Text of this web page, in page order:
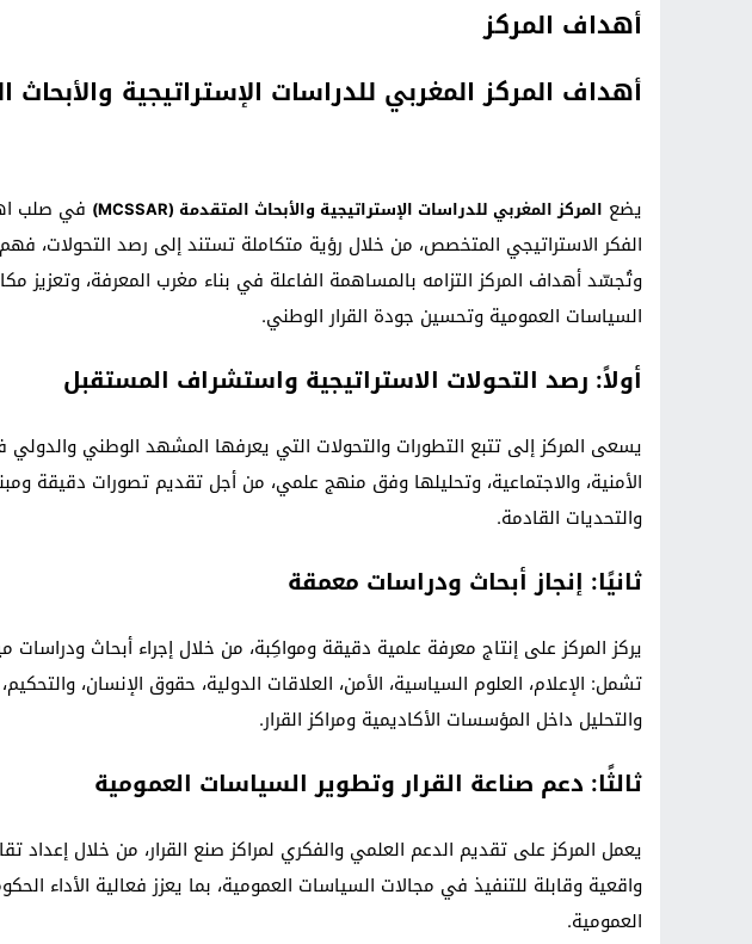
أهداف المركز
أهداف المركز المغربي للدراسات الإستراتيجية والأبحاث
يضع المركز المغربي للدراسات الإستراتيجية والأبحاث المتقدمة (MCSSAR)
في صلب
الفكر الاستراتيجي المتخصص، من خلال رؤية متكاملة تستند إلى رصد التحولات،
وتُجسّد أهداف المركز التزامه بالمساهمة الفاعلة في بناء مغرب المعرفة، وتعزيز
السياسات العمومية وتحسين جودة القرار الوطني.
أولاً: رصد التحولات الاستراتيجية واستشراف المستقبل
يسعى المركز إلى تتبع التطورات والتحولات التي يعرفها المشهد الوطني والدولي
الأمنية، والاجتماعية، وتحليلها وفق منهج علمي، من أجل تقديم تصورات دقيقة
والتحديات القادمة.
ثانيًا: إنجاز أبحاث ودراسات معمقة
يركز المركز على إنتاج معرفة علمية دقيقة ومواكِبة، من خلال إجراء أبحاث
تشمل: الإعلام، العلوم السياسية، الأمن، العلاقات الدولية، حقوق الإنسان،
والتحليل داخل المؤسسات الأكاديمية ومراكز القرار.
ثالثًا: دعم صناعة القرار وتطوير السياسات العمومية
يعمل المركز على تقديم الدعم العلمي والفكري لمراكز صنع القرار، من خلال إعداد
واقعية وقابلة للتنفيذ في مجالات السياسات العمومية، بما يعزز فعالية الأداء
العمومية.